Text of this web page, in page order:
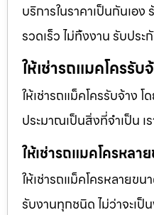
บริการในราคาเป็นกันเอ
รวดเร็ว ไม่ทิ้งงาน รับปร
ให้เช่ารถแมคโครรั
ให้เช่ารถแม็คโครรับจ้าง
ประมาณเป็นสิ่งที่จำเป็น
ให้เช่ารถแมคโครหลา
ให้เช่ารถแม็คโครหลายข
รับงานทุกชนิด ไม่ว่าจะเ